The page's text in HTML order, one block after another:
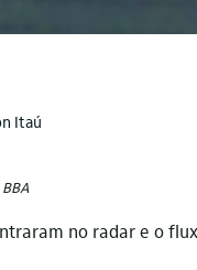
Itaú
no radar e o